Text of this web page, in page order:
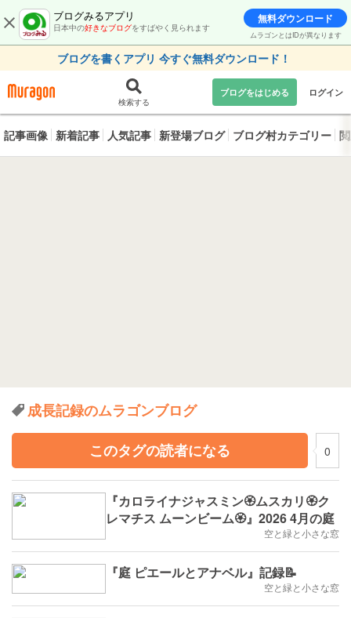
ブログみるアプリ
日本中の好きなブログをすばやく見られます
無料ダウンロード
ムラゴンとはIDが異なります
ブログを書くアプリ 今すぐ無料ダウンロード！
検索する
ブログをはじめる ログイン
記事画像 新着記事 人気記事 新登場ブログ ブログ村カテゴリー
成長記録のムラゴンブログ
このタグの読者になる
0
『カロライナジャスミン🏵️ムスカリ🏵️ク
レマチス ムーンビーム🏵️』2026 4月の庭
空と緑と小さな窓
『庭 ピエールとアナベル』記録📝
空と緑と小さな窓